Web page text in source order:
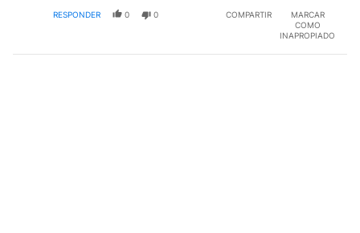
RESPONDER 0 0 COMPARTIR
MARCAR
COMO
INAPROPIADO